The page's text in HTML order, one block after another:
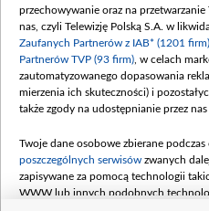
Dofinansowanie 48
Data podpisania
(wpłata grudzień
Dofinansowanie 900
Data podpisania
kwiecień 180 mln, 7
czerwca 90 mln)
Dofinansowanie 250
przechowywanie oraz na
nas, czyli Telewizję Polską S.A. w
Zaufanych Partnerów z IAB* (1201 firm)
Partnerów TVP (93 firm) , w celach
zautomatyzowanego dopasowania
mierzenia ich skuteczności) i
także zgody na udostępnianie przez
Twoje dane osobowe zbierane
poszczególnych serwisów zwanych
zapisywane za pomocą technologii
WWW lub innych podobnych